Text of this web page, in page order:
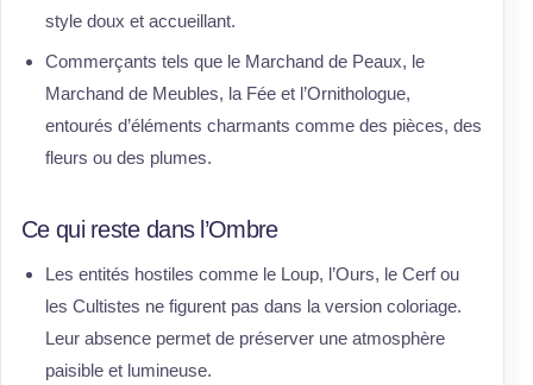
style doux et accueillant.
Commerçants tels que le Marchand de Peaux, le
Marchand de Meubles, la Fée et l’Ornithologue,
entourés d’éléments charmants comme des pièces, des
fleurs ou des plumes.
Ce qui reste dans l’Ombre
Les entités hostiles comme le Loup, l’Ours, le Cerf ou
les Cultistes ne figurent pas dans la version coloriage.
Leur absence permet de préserver une atmosphère
paisible et lumineuse.